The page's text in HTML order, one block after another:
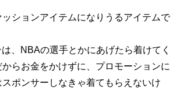
ションアイテムになりうるアイテムで
、NBAの選手とかにあげたら着けてく
らお金をかけずに、プロモーションに
ポンサーしなきゃ着てもらえないけ